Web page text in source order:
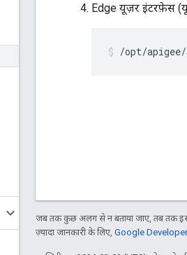
Edge यूज़र इंटरफ़ेस
/opt/
जब तक कुछ अलग से न बताया जाए, तब तक इस
ज़्यादा जानकारी के लिए, Google